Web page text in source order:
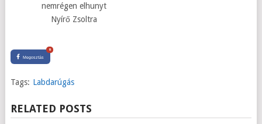
nemrégen elhunyt
Nyírő Zsoltra
Megosztás
0
Tags: Labdarúgás
RELATED POSTS